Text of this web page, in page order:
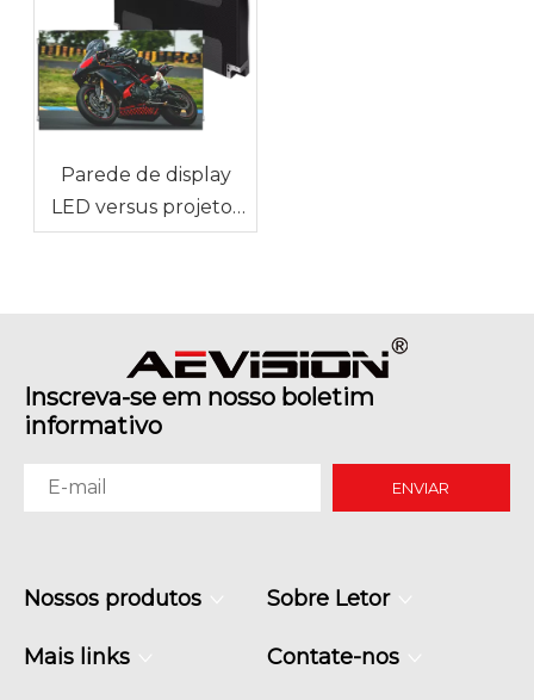
Parede de display
LED versus projetor
para grandes espaços
Inscreva-se em nosso boletim
informativo
ENVIAR
Nossos produtos Sobre Letor
Mais links Contate-nos